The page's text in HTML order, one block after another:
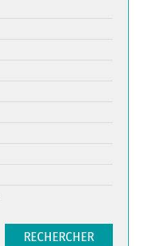
RECHERCHER